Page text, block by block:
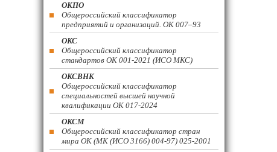
ОКПО
Общероссийский классификатор
предприятий и организаций. ОК 007–93
ОКС
Общероссийский классификатор
стандартов ОК 001-2021 (ИСО МКС)
ОКСВНК
Общероссийский классификатор
специальностей высшей научной
квалификации ОК 017-2024
ОКСМ
Общероссийский классификатор стран
мира ОК (МК (ИСО 3166) 004-97) 025-2001